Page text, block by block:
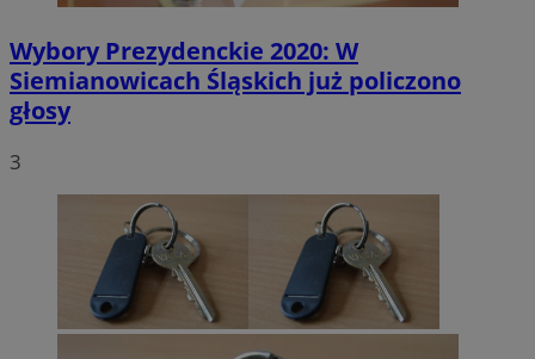
Wybory Prezydenckie 2020: W
Siemianowicach Śląskich już policzono
głosy
3